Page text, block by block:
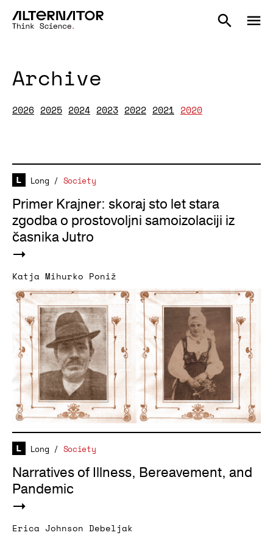
Archive
2026 2025 2024 2023 2022 2021 2020
Long / Society
Primer Krajner: skoraj sto let stara
zgodba o prostovoljni samoizolaciji iz
časnika Jutro
Katja Mihurko Poniž
Long / Society
Narratives of Illness, Bereavement, and
Pandemic
Erica Johnson Debeljak